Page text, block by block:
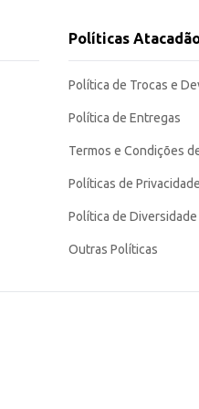
Políticas
Política de Trocas e
Política de Entregas
Termos e Condições
Políticas de Privacidade
Política de Diversidade
Outras Políticas